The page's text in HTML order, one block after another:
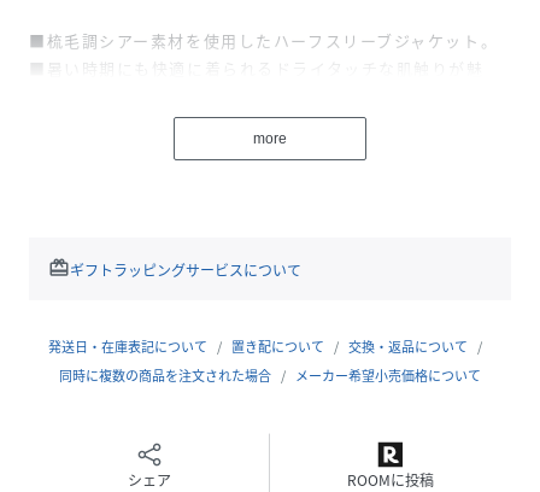
■梳毛調シアー素材を使用したハーフスリーブジャケット。
■暑い時期にも快適に着られるドライタッチな肌触りが魅
■テーラーカラーがきちんと感を持たせつつ、シャツのよう
にさらっと羽織れる軽さもポイント。
WGP1061402A0001)とのセットアップもおすすめ。
【COLOR】
チャコールグレー：こなれ見えを叶えるブラウニッシュなチ
more
redeemギフトラッピングサービスについて
発送日・在庫表記について 置き配について
交換・返品について
同時に複数の商品を注文された場合
メーカー希望小売価格について
シェア ROOMに投稿